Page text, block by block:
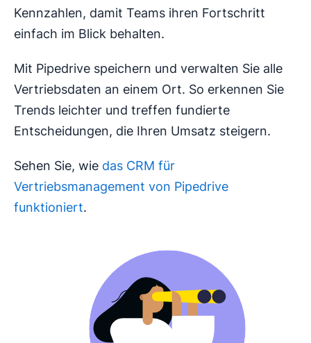
Kennzahlen, damit Teams ihren Fortschritt
einfach im Blick behalten.
Mit Pipedrive speichern und verwalten Sie alle
Vertriebsdaten an einem Ort. So erkennen Sie
Trends leichter und treffen fundierte
Entscheidungen, die Ihren Umsatz steigern.
Sehen Sie, wie das CRM für
Vertriebsmanagement von Pipedrive
funktioniert.